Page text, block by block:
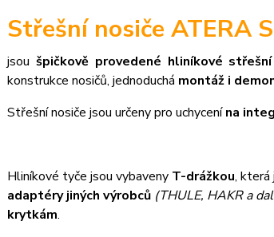
Střešní nosiče ATERA
jsou špičkově provedené hliníkové
konstrukce nosičů, jednoduchá montáž i
Střešní nosiče jsou určeny pro uchycenína
Hliníkové tyče jsou vybaveny T-drážkou,
adaptéry jiných výrobců (THULE, HAKR a
krytkám.